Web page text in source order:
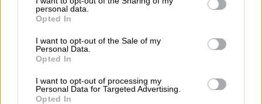
personal data.
Opted In
I want to opt-out of the Sale of my
Personal Data.
Opted In
I want to opt-out of processing my
Personal Data for Targeted Advertising.
Opted In
07/08/2026 , 14:44
Τουρκία, Σαουδική Αραβία, και Πακιστάν
προχωρούν σε κοινή αμυντική συμφωνία
07/08/2026 , 14:01